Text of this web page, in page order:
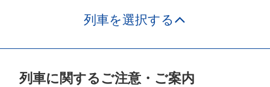
列車を選択する
列車に関するご注意・ご案内